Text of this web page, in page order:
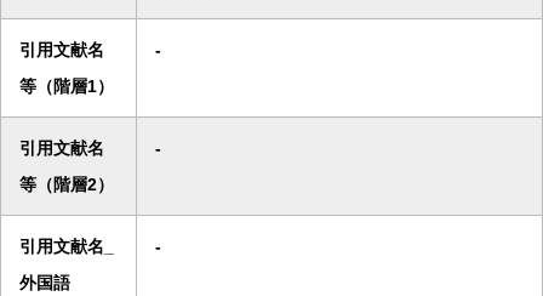
引用文献名
等（階層1）
-
引用文献名
等（階層2）
-
引用文献名_
外国語
-